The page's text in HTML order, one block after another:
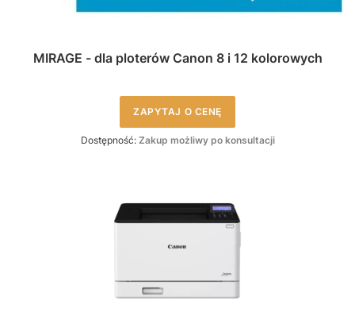
MIRAGE - dla ploterów Canon 8 i 12 kolorowych
ZAPYTAJ O CENĘ
Dostępność: Zakup możliwy po konsultacji